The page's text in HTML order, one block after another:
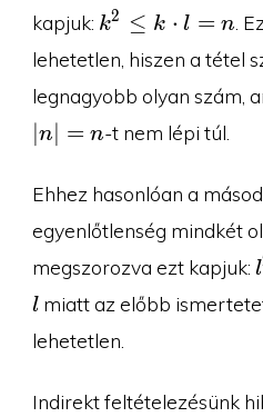
kapjuk: k^2\leq
k\cdot
l=n
k2 ≤ k ⋅ l = n .
lehetetlen, hiszen a tétel
legnagyobb olyan szám,
∣n∣ = n-t nem lépi túl.
Ehhez hasonlóan a
egyenlőtlenség mindkét
megszorozva ezt kapjuk: l
l miatt az előbb
lehetetlen.
Indirekt feltételezésünk